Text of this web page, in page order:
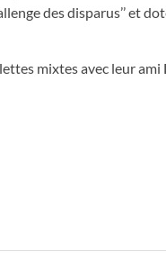
des disparus’’ et
mixtes avec leur ami